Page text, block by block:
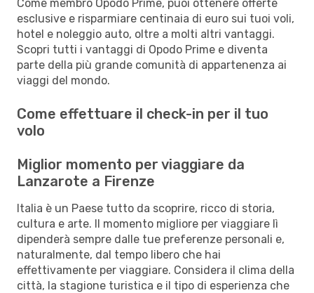
Come membro Opodo Prime, puoi ottenere offerte
esclusive e risparmiare centinaia di euro sui tuoi voli,
hotel e noleggio auto, oltre a molti altri vantaggi.
Scopri tutti i vantaggi di Opodo Prime e diventa
parte della più grande comunità di appartenenza ai
viaggi del mondo.
Come effettuare il check-in per il tuo
volo
Miglior momento per viaggiare da
Lanzarote a Firenze
Italia è un Paese tutto da scoprire, ricco di storia,
cultura e arte. Il momento migliore per viaggiare lì
dipenderà sempre dalle tue preferenze personali e,
naturalmente, dal tempo libero che hai
effettivamente per viaggiare. Considera il clima della
città, la stagione turistica e il tipo di esperienza che